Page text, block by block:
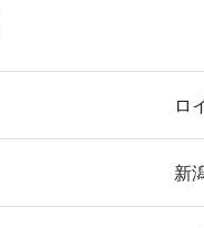
ロ
新